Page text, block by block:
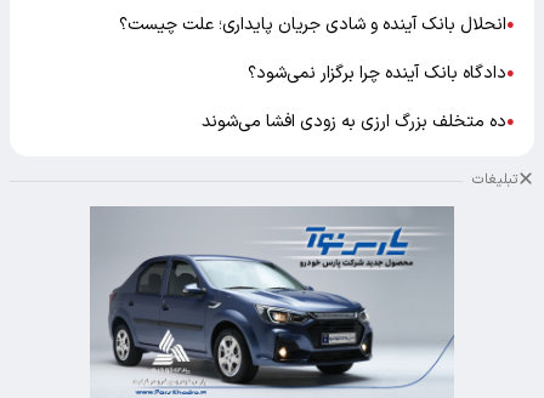
●انحلال بانک آینده و شادی جریان پایداری؛ علت چیست؟
●دادگاه بانک آینده چرا برگزار نمی‌شود؟
●ده متخلف بزرگ ارزی به زودی افشا می‌شوند
تبلیغات